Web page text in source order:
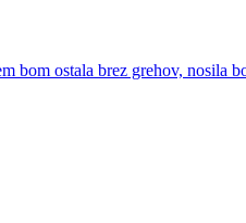
ostala brez grehov, nosila